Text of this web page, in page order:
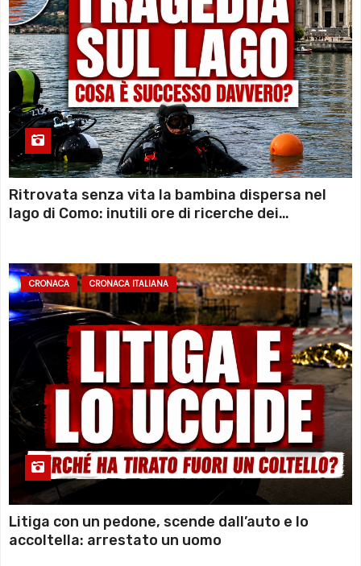
Ritrovata senza vita la bambina dispersa nel
lago di Como: inutili ore di ricerche dei
CRONACA CRONACA ITALIANA
Litiga con un pedone, scende dall’auto e lo
accoltella: arrestato un uomo